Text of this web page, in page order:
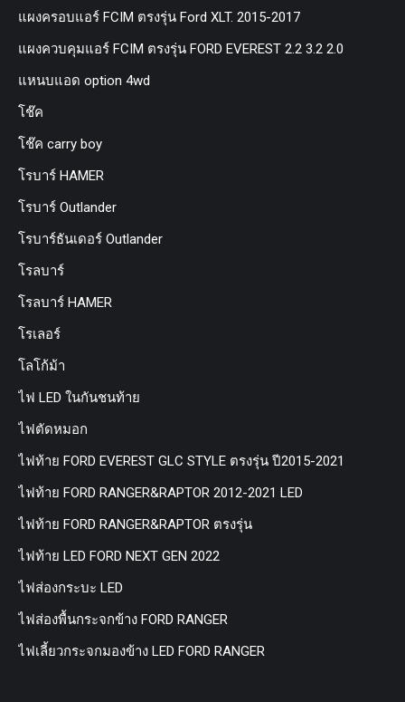
แผงครอบแอร์ FCIM ตรงรุ่น Ford XLT. 2015-2017
แผงควบคุมแอร์ FCIM ตรงรุ่น FORD EVEREST 2.2 3.2 2.0
แหนบแอด option 4wd
โช๊ค
โช๊ค carry boy
โรบาร์ HAMER
โรบาร์ Outlander
โรบาร์ธันเดอร์ Outlander
โรลบาร์
โรลบาร์ HAMER
โรเลอร์
โลโก้ม้า
ไฟ LED ในกันชนท้าย
ไฟตัดหมอก
ไฟท้าย FORD EVEREST GLC STYLE ตรงรุ่น ปี2015-2021
ไฟท้าย FORD RANGER&RAPTOR 2012-2021 LED
ไฟท้าย FORD RANGER&RAPTOR ตรงรุ่น
ไฟท้าย LED FORD NEXT GEN 2022
ไฟส่องกระบะ LED
ไฟส่องพื้นกระจกข้าง FORD RANGER
ไฟเลี้ยวกระจกมองข้าง LED FORD RANGER